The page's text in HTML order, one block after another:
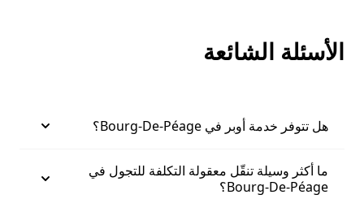
الأسئلة الشائعة
هل تتوفر خدمة أوبر في Bourg-De-Péage؟
ما أكثر وسيلة تنقّل معقولة التكلفة للتجول في
Bourg-De-Péage؟